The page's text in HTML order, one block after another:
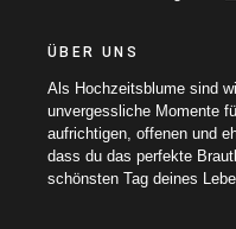
ÜBER UNS
Als Hochzeitsblume sind
unvergessliche Momente
aufrichtigen, offenen und
dass du das perfekte
schönsten Tag deines